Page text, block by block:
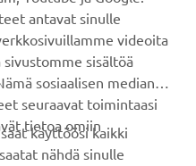
tarjouksista,
ja paljon muuta...
antavat sinulle
videoita
sivustomme sisältöä
sosiaalisen median
seuraavat toimintaasi
tietoa omiin
käyttöösi kaikki
nähdä sinulle